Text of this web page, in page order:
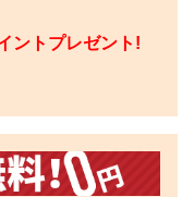
ントプレゼント!